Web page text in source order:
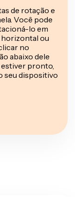
de rotação e
Você pode
lo em
ou
no
abaixo dele
estiver pronto,
seu dispositivo